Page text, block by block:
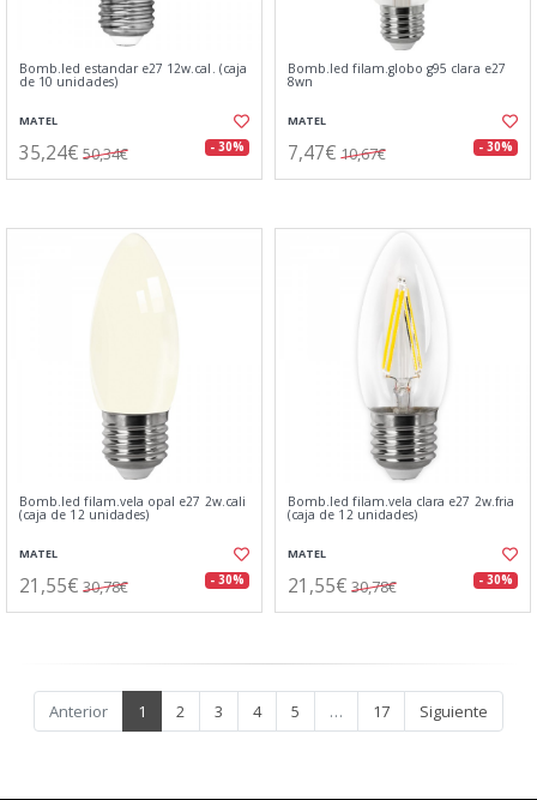
Bomb.led estandar e27 12w.cal. (caja
de 10 unidades)
MATEL
35,24€ 50,34€ - 30%
Bomb.led filam.globo g95 clara e27
8wn
MATEL
7,47€ 10,67€ - 30%
Bomb.led filam.vela opal e27 2w.cali
(caja de 12 unidades)
MATEL
21,55€ 30,78€ - 30%
Bomb.led filam.vela clara e27 2w.fria
(caja de 12 unidades)
MATEL
21,55€ 30,78€ - 30%
Anterior 1 2 3 4 5 … 17 Siguiente